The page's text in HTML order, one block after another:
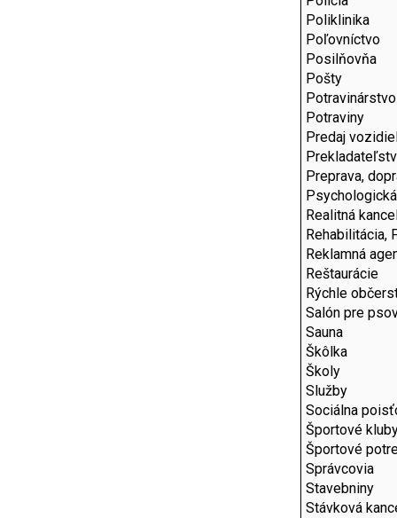
Poliklinika
Poľovníctvo
Posilňovňa
Pošty
Potravinárstvo
Potraviny
Predaj
Preprava,
Realitná
Rehabilitácia,
Reklamná
Reštaurácie
Rýchle
Salón pre
Sauna
Škôlka
Školy
Služby
Sociálna
Športové
Športové
Správcovia
Stavebniny
Stávková